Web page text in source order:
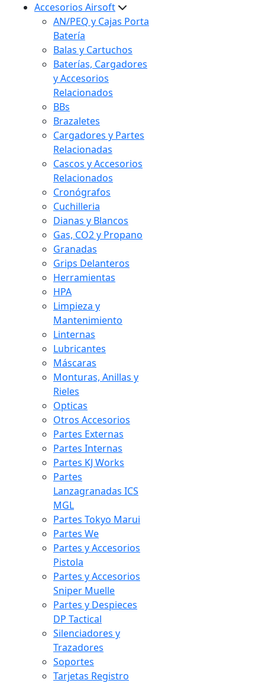
Accesorios Airsoft
AN/PEQ y Cajas Porta
Batería
Balas y Cartuchos
Baterías, Cargadores
y Accesorios
Relacionados
BBs
Brazaletes
Cargadores y Partes
Relacionadas
Cascos y Accesorios
Relacionados
Cronógrafos
Cuchilleria
Dianas y Blancos
Gas, CO2 y Propano
Granadas
Grips Delanteros
Herramientas
HPA
Limpieza y
Mantenimiento
Linternas
Lubricantes
Máscaras
Monturas, Anillas y
Rieles
Opticas
Otros Accesorios
Partes Externas
Partes Internas
Partes KJ Works
Partes
Lanzagranadas ICS
MGL
Partes Tokyo Marui
Partes We
Partes y Accesorios
Pistola
Partes y Accesorios
Sniper Muelle
Partes y Despieces
DP Tactical
Silenciadores y
Trazadores
Soportes
Tarjetas Registro